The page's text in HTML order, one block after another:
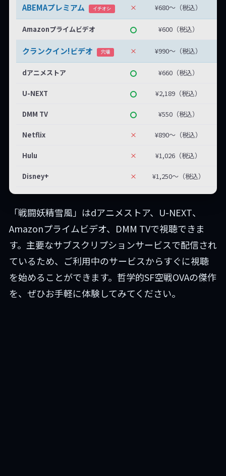
ABEMAプレミアム イチオシ × ¥680〜（税込）
Amazonプライムビデオ ¥600（税込）
クランクイン!ビデオ 穴場 × ¥990〜（税込）
dアニメストア ¥660（税込）
U-NEXT ¥2,189（税込）
DMM TV ¥550（税込）
Netflix × ¥890〜（税込）
Hulu × ¥1,026（税込）
Disney+ × ¥1,250〜（税込）
「戦闘妖精雪風」はdアニメストア、U-NEXT、
Amazonプライムビデオ、DMM TVで視聴できま
す。主要なサブスクリプションサービスで配信され
ているため、ご利用中のサービスからすぐに視聴
を始めることができます。哲学的SF空戦OVAの傑作
を、ぜひお手軽に体験してみてください。